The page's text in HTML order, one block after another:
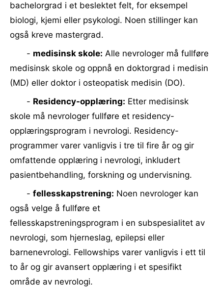
bachelorgrad i et beslektet felt, for eksempel
biologi, kjemi eller psykologi. Noen stillinger kan
også kreve mastergrad.
- medisinsk skole: Alle nevrologer må fullføre
medisinsk skole og oppnå en doktorgrad i medisin
(MD) eller doktor i osteopatisk medisin (DO).
- Residency-opplæring: Etter medisinsk
skole må nevrologer fullføre et residency-
opplæringsprogram i nevrologi. Residency-
programmer varer vanligvis i tre til fire år og gir
omfattende opplæring i nevrologi, inkludert
pasientbehandling, forskning og undervisning.
- fellesskapstrening: Noen nevrologer kan
også velge å fullføre et
fellesskapstreningsprogram i en subspesialitet av
nevrologi, som hjerneslag, epilepsi eller
barnenevrologi. Fellowships varer vanligvis i ett til
to år og gir avansert opplæring i et spesifikt
område av nevrologi.